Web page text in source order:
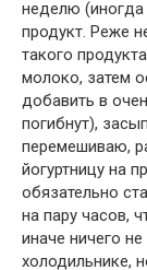
неделю (иногда
продукт. Реже
такого
молоко, затем
добавить в
погибнут),
перемешиваю,
йогуртницу на
обязательно
на пару часов,
иначе ничего
холодильнике,